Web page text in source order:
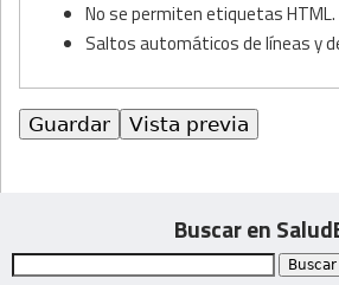
No se permiten etiquetas HTML.
Saltos automáticos de líneas y
Buscar en